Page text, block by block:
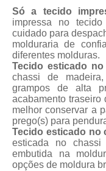
Só a tecido
impressa no
cuidado para
molduraria de
diferentes molduras.
Tecido esticado no
chassi de
grampos de alta
acabamento traseiro
melhor conservar a
prego(s) para
Tecido esticado no
esticada no
embutida na
opções de moldura